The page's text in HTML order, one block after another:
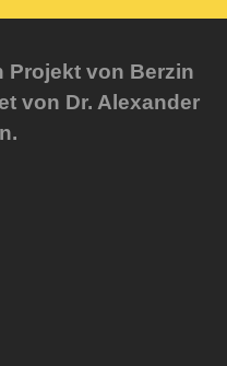
Projekt von Berzin
von Dr. Alexander